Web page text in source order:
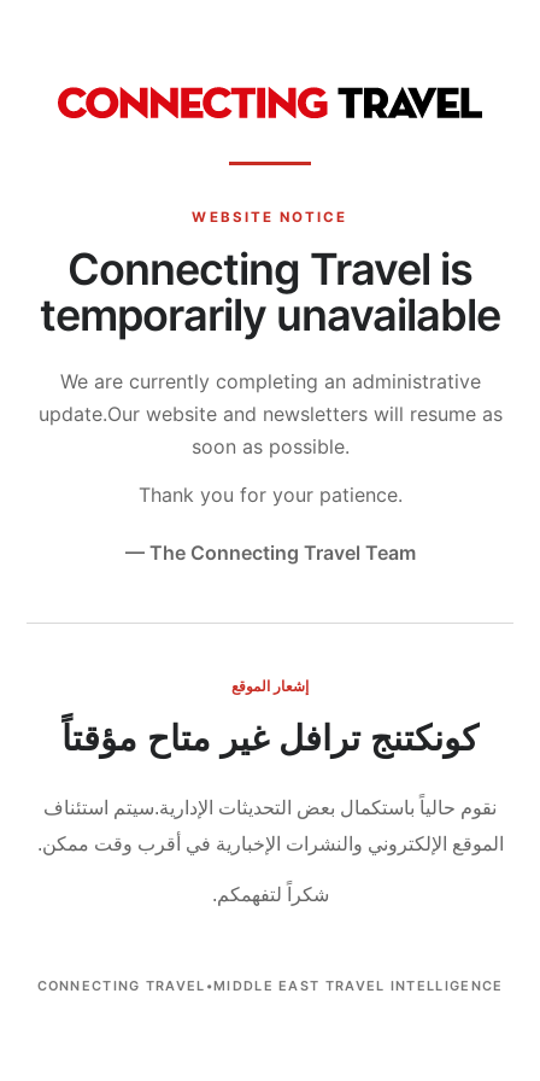
WEBSITE NOTICE
Connecting Travel is
temporarily unavailable
We are currently completing an administrative
update.Our website and newsletters will resume as
soon as possible.
Thank you for your patience.
— The Connecting Travel Team
إشعار الموقع
كونكتنج ترافل غير متاح مؤقتاً
نقوم حالياً باستكمال بعض التحديثات الإدارية.سيتم استئناف
الموقع الإلكتروني والنشرات الإخبارية في أقرب وقت ممكن.
شكراً لتفهمكم.
CONNECTING TRAVEL •MIDDLE EAST TRAVEL INTELLIGENCE